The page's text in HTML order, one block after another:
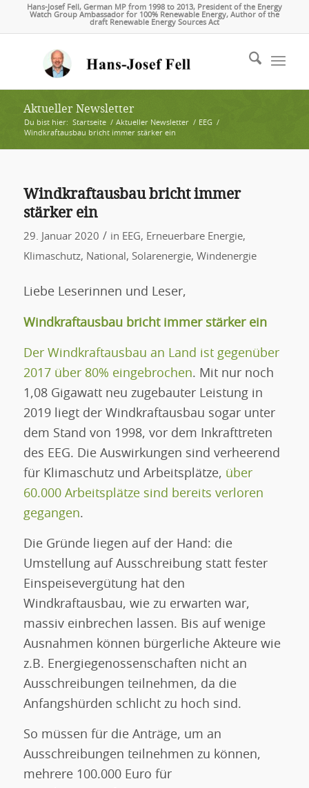
Hans-Josef Fell, German MP from 1998 to 2013, President of the Energy
Watch Group Ambassador for 100% Renewable Energy, Author of the
draft Renewable Energy Sources Act
Aktueller Newsletter
Du bist hier: Startseite / Aktueller Newsletter / EEG /
Windkraftausbau bricht immer stärker ein
Windkraftausbau bricht immer
stärker ein
29. Januar 2020 / in EEG, Erneuerbare Energie,
Klimaschutz, National , Solarenergie, Windenergie
Liebe Leserinnen und Leser,
Windkraftausbau bricht immer stärker ein
Der Windkraftausbau an Land ist gegenüber
2017 über 80% eingebrochen. Mit nur noch
1,08 Gigawatt neu zugebauter Leistung in
2019 liegt der Windkraftausbau sogar unter
dem Stand von 1998, vor dem Inkrafttreten
des EEG. Die Auswirkungen sind verheerend
für Klimaschutz und Arbeitsplätze, über
60.000 Arbeitsplätze sind bereits verloren
gegangen.
Die Gründe liegen auf der Hand: die
Umstellung auf Ausschreibung statt fester
Einspeisevergütung hat den
Windkraftausbau, wie zu erwarten war,
massiv einbrechen lassen. Bis auf wenige
Ausnahmen können bürgerliche Akteure wie
z.B. Energiegenossenschaften nicht an
Ausschreibungen teilnehmen, da die
Anfangshürden schlicht zu hoch sind.
So müssen für die Anträge, um an
Ausschreibungen teilnehmen zu können,
mehrere 100.000 Euro für